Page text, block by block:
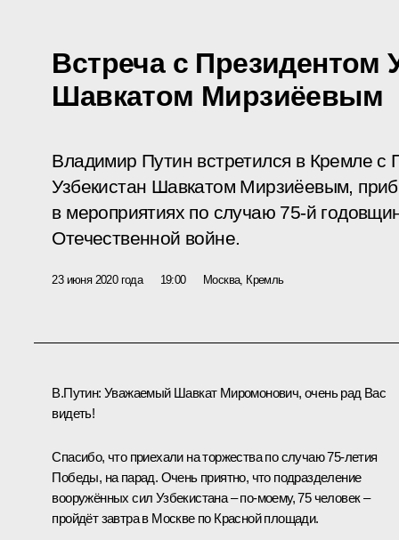
Встреча с Президентом
Шавкатом Мирзиёевым
Владимир Путин встретился в Кремле с
Узбекистан Шавкатом Мирзиёевым,
в мероприятиях по случаю 75-й
Отечественной войне.
23 июня 2020 года 19:00 Москва, Кремль
В.Путин: Уважаемый Шавкат Миромонович, очень рад Вас
видеть!
Спасибо, что приехали на торжества по случаю 75-летия
Победы, на парад. Очень приятно, что подразделение
вооружённых сил Узбекистана – по-моему, 75 человек –
пройдёт завтра в Москве по Красной площади.